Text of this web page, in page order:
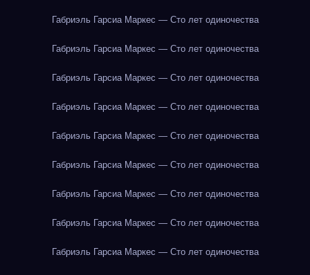
Габриэль Гарсиа Маркес — Сто лет одиночества
Габриэль Гарсиа Маркес — Сто лет одиночества
Габриэль Гарсиа Маркес — Сто лет одиночества
Габриэль Гарсиа Маркес — Сто лет одиночества
Габриэль Гарсиа Маркес — Сто лет одиночества
Габриэль Гарсиа Маркес — Сто лет одиночества
Габриэль Гарсиа Маркес — Сто лет одиночества
Габриэль Гарсиа Маркес — Сто лет одиночества
Габриэль Гарсиа Маркес — Сто лет одиночества